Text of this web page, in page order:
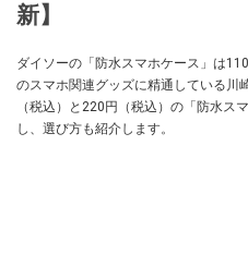
新】
ダイソーの「防水スマホケース」は
のスマホ関連グッズに精通している川
（税込）と220円（税込）の「防水ス
し、選び方も紹介します。